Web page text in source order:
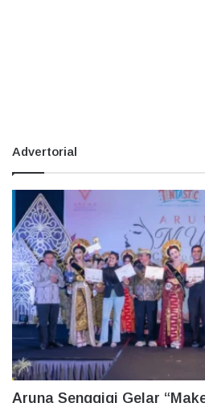
Advertorial
Aruna Senggigi Gelar